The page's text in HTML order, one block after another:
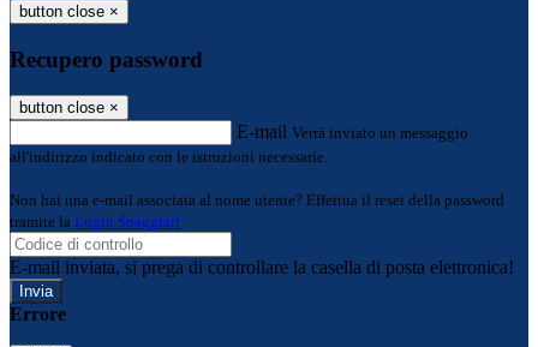
button close ×
Recupero password
button close ×
E-mail Verrà inviato un messaggio
all'indirizzo indicato con le istruzioni necessarie.
Non hai una e-mail associata al nome utente? Effettua il reset della password
tramite la Login Spaggiari
E-mail inviata, si prega di controllare la casella di posta elettronica!
Errore